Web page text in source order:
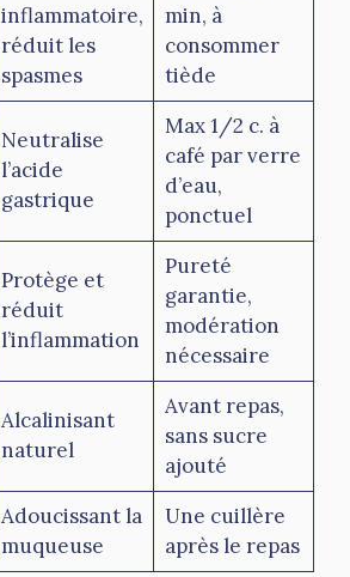
inflammatoire,
réduit les
spasmes
min, à
consommer
tiède
Neutralise
l’acide
gastrique
Max 1/2 c. à
café par verre
d’eau,
ponctuel
Protège et
réduit
l’inflammation
Pureté
garantie,
modération
nécessaire
Alcalinisant
naturel
Avant repas,
sans sucre
ajouté
Adoucissant la
muqueuse
Une cuillère
après le repas